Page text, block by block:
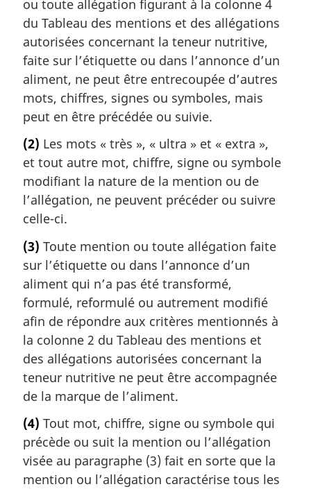
ou toute allégation figurant à la colonne 4
du Tableau des mentions et des allégations
autorisées concernant la teneur nutritive,
faite sur l’étiquette ou dans l’annonce d’un
aliment, ne peut être entrecoupée d’autres
mots, chiffres, signes ou symboles, mais
peut en être précédée ou suivie.
(2) Les mots « très », « ultra » et « extra »,
et tout autre mot, chiffre, signe ou symbole
modifiant la nature de la mention ou de
l’allégation, ne peuvent précéder ou suivre
celle-ci.
(3) Toute mention ou toute allégation faite
sur l’étiquette ou dans l’annonce d’un
aliment qui n’a pas été transformé,
formulé, reformulé ou autrement modifié
afin de répondre aux critères mentionnés à
la colonne 2 du Tableau des mentions et
des allégations autorisées concernant la
teneur nutritive ne peut être accompagnée
de la marque de l’aliment.
(4) Tout mot, chiffre, signe ou symbole qui
précède ou suit la mention ou l’allégation
visée au paragraphe (3) fait en sorte que la
mention ou l’allégation caractérise tous les